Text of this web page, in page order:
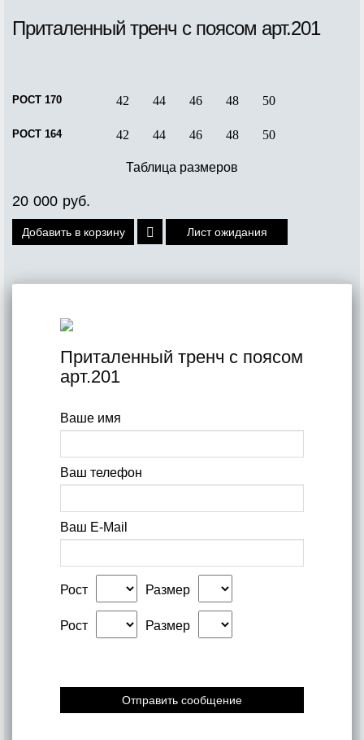
Приталенный тренч с поясом арт.201
РОСТ 170 42 44 46 48 50
РОСТ 164 42 44 46 48 50
Таблица размеров
20 000 руб.
Лист ожидания
Приталенный тренч с поясом
арт.201
Ваше имя
Ваш телефон
Ваш E-Mail
Рост Размер
Рост Размер
Отправить сообщение